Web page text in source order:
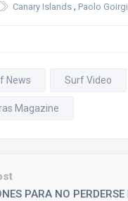
Canary Islands , Paolo
News Surf Video
Magazine
PARA NO PERDERSE